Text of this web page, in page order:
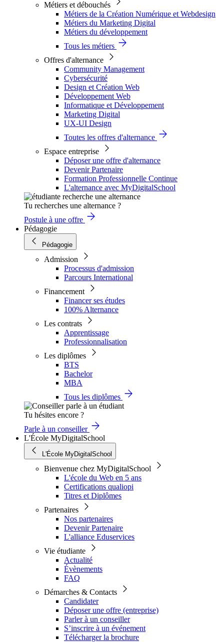
Métiers et débouchés
Métiers de la Création Numérique et Webdesign
Métiers du Marketing Digital
Métiers du développement
Tous les métiers
Offres d'alternance
Community Management
Cybersécurité
Design et Création Web
Développement Web
Informatique et Développement
Marketing Digital
UX-UI Design
Toutes les offres d'alternance
Espace entreprise
Déposer une offre d'alternance
Devenir Partenaire
Formation Professionnelle Continue
L'alternance avec MyDigitalSchool
Tu recherches une alternance ?
Postule à une offre
Pédagogie
Pédagogie
Admission
Processus d'admission
Parcours International
Financement
Financer ses études
100% Alternance
Les contrats
Apprentissage
Professionnalisation
Les diplômes
BTS
Bachelor
MBA
Tous les diplômes
Tu hésites encore ?
Parle à un conseiller
L'École MyDigitalSchool
L'École MyDigitalSchool
Bienvenue chez MyDigitalSchool
L'école du Web en 5 ans
Certifications qualiopi
Titres et Diplômes
Partenaires
Nos partenaires
Devenir Partenaire
L'alliance Eduservices
Vie étudiante
Actualité
Évènements
FAQ
Démarches & Contacts
Candidater
Déposer une offre (entreprise)
Parler à un conseiller
S’inscrire à un événement
Télécharger la brochure